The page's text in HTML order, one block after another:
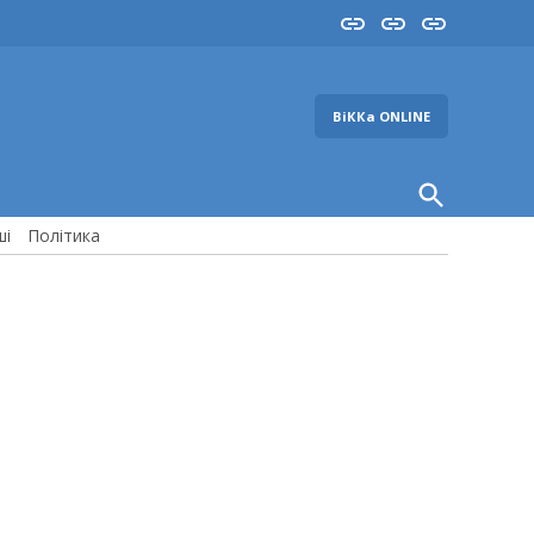
InstaYouTube
FB
ВіККа ONLINE
Open
Search
Політика